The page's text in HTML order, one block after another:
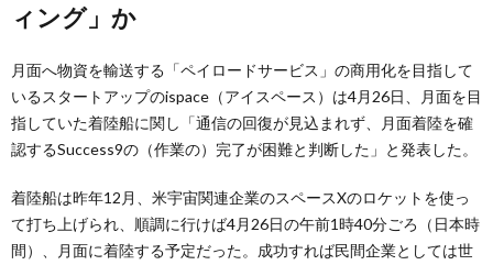
ィング」か
月面へ物資を輸送する「ペイロードサービス」の商用化を目指して
いるスタートアップのispace（アイスペース）は4月26日、月面を目
指していた着陸船に関し「通信の回復が見込まれず、月面着陸を確
認するSuccess9の（作業の）完了が困難と判断した」と発表した。
着陸船は昨年12月、米宇宙関連企業のスペースXのロケットを使っ
て打ち上げられ、順調に行けば4月26日の午前1時40分ごろ（日本時
間）、月面に着陸する予定だった。成功すれば民間企業としては世